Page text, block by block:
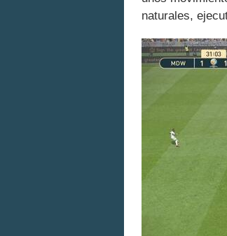
naturales,